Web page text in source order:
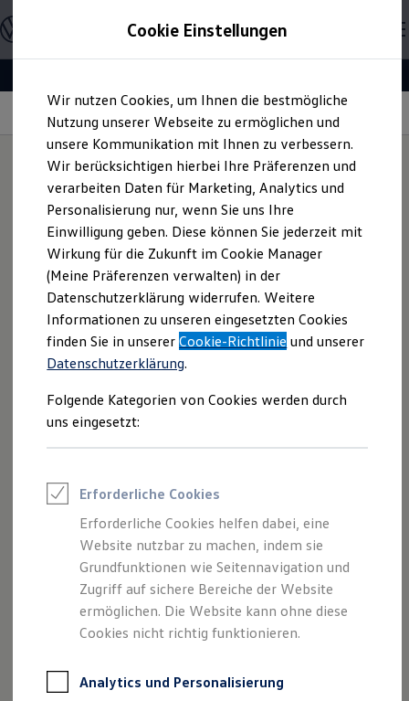
Hauptinhalt
springen
Footer
springen
Modelle & Konfigurator
Nutzfahrzeugkategorien entdecken
Modelle konfigurieren
Vorgängermodelle und Oldtimer
Vorgängermodelle
Oldtimer
Bulli Historie
Branchenlösungen & Gewerbekunden
Umbaulösungen und Hersteller finden
Auf- und Umbauten entdecken & konfigurieren
Groß- und Sonderkunden
Großkunden
Kommunen & Behörden
Journalisten
Sportvereine
Branchenlösungen
Bau & Handwerk
Gewerbliche Personenbeförderung
Service & mobile Werkstätten
Kurier, Logistik & Handel
Kühlfahrzeuge
Feuerwehr
ONE Business ID Vorteile
Fahrzeuge online kaufen
Digitaler Marktplatz
Kauf & Finanzierung
Online-Fahrzeugbewertung
Aktionen & Angebote
E-Auto-Förderung
Für Privatkunden
Für Gewerbekunden
Profi Paket
ProfiPartner für Gebrauchtwagen
Fahrzeugservice
In-Car App
Fahrzeugservice 1
Die In-Car App Fahrzeugservice unterstützt Sie dabei,
Wartungen, Inspektionsintervalle sowie
Fahrzeugzustand im Blick zu behalten und
Servicetermine bequem aus dem Auto heraus zu
vereinbaren.
Vorteile
Funktionen
Mehr zu Funktionen
Funktionsweise und FAQ
Cookie Einstellungen
Wir nutzen Cookies, um Ihnen die bestmögliche
Nutzung unserer Webseite zu ermöglichen und
unsere Kommunikation mit Ihnen zu verbessern.
Wir berücksichtigen hierbei Ihre Präferenzen und
verarbeiten Daten für Marketing, Analytics und
Personalisierung nur, wenn Sie uns Ihre
Einwilligung geben. Diese können Sie jederzeit mit
Wirkung für die Zukunft im Cookie Manager
(Meine Präferenzen verwalten) in der
Datenschutzerklärung widerrufen. Weitere
Informationen zu unseren eingesetzten Cookies
finden Sie in unsererCookie-Richtlinie und unserer
Datenschutzerklärung.
Folgende Kategorien von Cookies werden durch
uns eingesetzt:
Erforderliche Cookies
Erforderliche Cookies helfen dabei, eine
Website nutzbar zu machen, indem sie
Grundfunktionen wie Seitennavigation und
Zugriff auf sichere Bereiche der Website
ermöglichen. Die Website kann ohne diese
Cookies nicht richtig funktionieren.
Analytics und Personalisierung